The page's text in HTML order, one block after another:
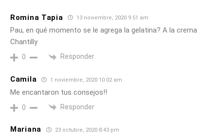
Romina Tapia 13 noviembre, 2020 9:51 am
Pau, en qué momento se le agrega la gelatina? A la crema
Chantilly
0 Responder
Camila 1 noviembre, 2020 10:02 am
Me encantaron tus consejos!!
0 Responder
Mariana 23 octubre, 2020 8:43 pm